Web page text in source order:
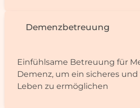
Demenzbetreuung
Einfühlsame Betreuung für
Demenz, um ein sicheres
Leben zu ermöglichen